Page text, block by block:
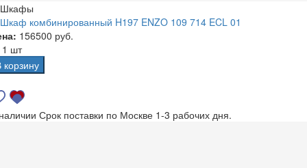
Шкафы
Шкаф комбинированный H197 ENZO 109 714 ECL 01
156500 руб.
1 шт
корзину
Срок поставки по Москве 1-3 рабочих дня.